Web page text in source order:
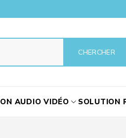
AUDIO VIDÉO SOLUTION